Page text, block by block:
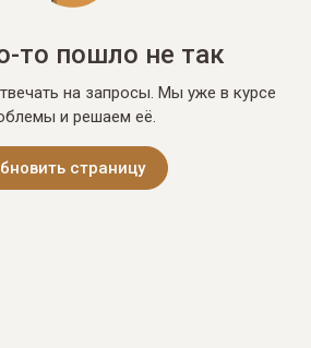
то пошло не так
на запросы. Мы уже в курсе
и решаем её.
страницу